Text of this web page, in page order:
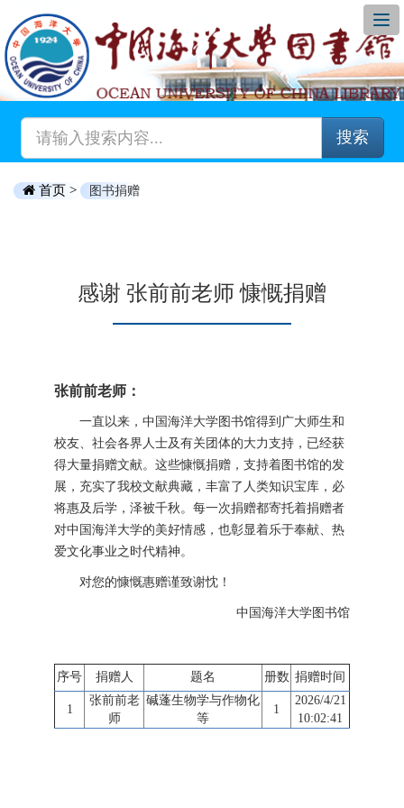
搜索
首页 > 图书捐赠
感谢 张前前老师 慷慨捐赠
张前前老师：
一直以来，中国海洋大学图书馆得到广大师生和
校友、社会各界人士及有关团体的大力支持，已经获
得大量捐赠文献。这些慷慨捐赠，支持着图书馆的发
展，充实了我校文献典藏，丰富了人类知识宝库，必
将惠及后学，泽被千秋。每一次捐赠都寄托着捐赠者
对中国海洋大学的美好情感，也彰显着乐于奉献、热
爱文化事业之时代精神。
对您的慷慨惠赠谨致谢忱！
中国海洋大学图书馆
序号 捐赠人 题名 册数 捐赠时间
1
张前前老
师
碱蓬生物学与作物化
等
1
2026/4/21
10:02:41